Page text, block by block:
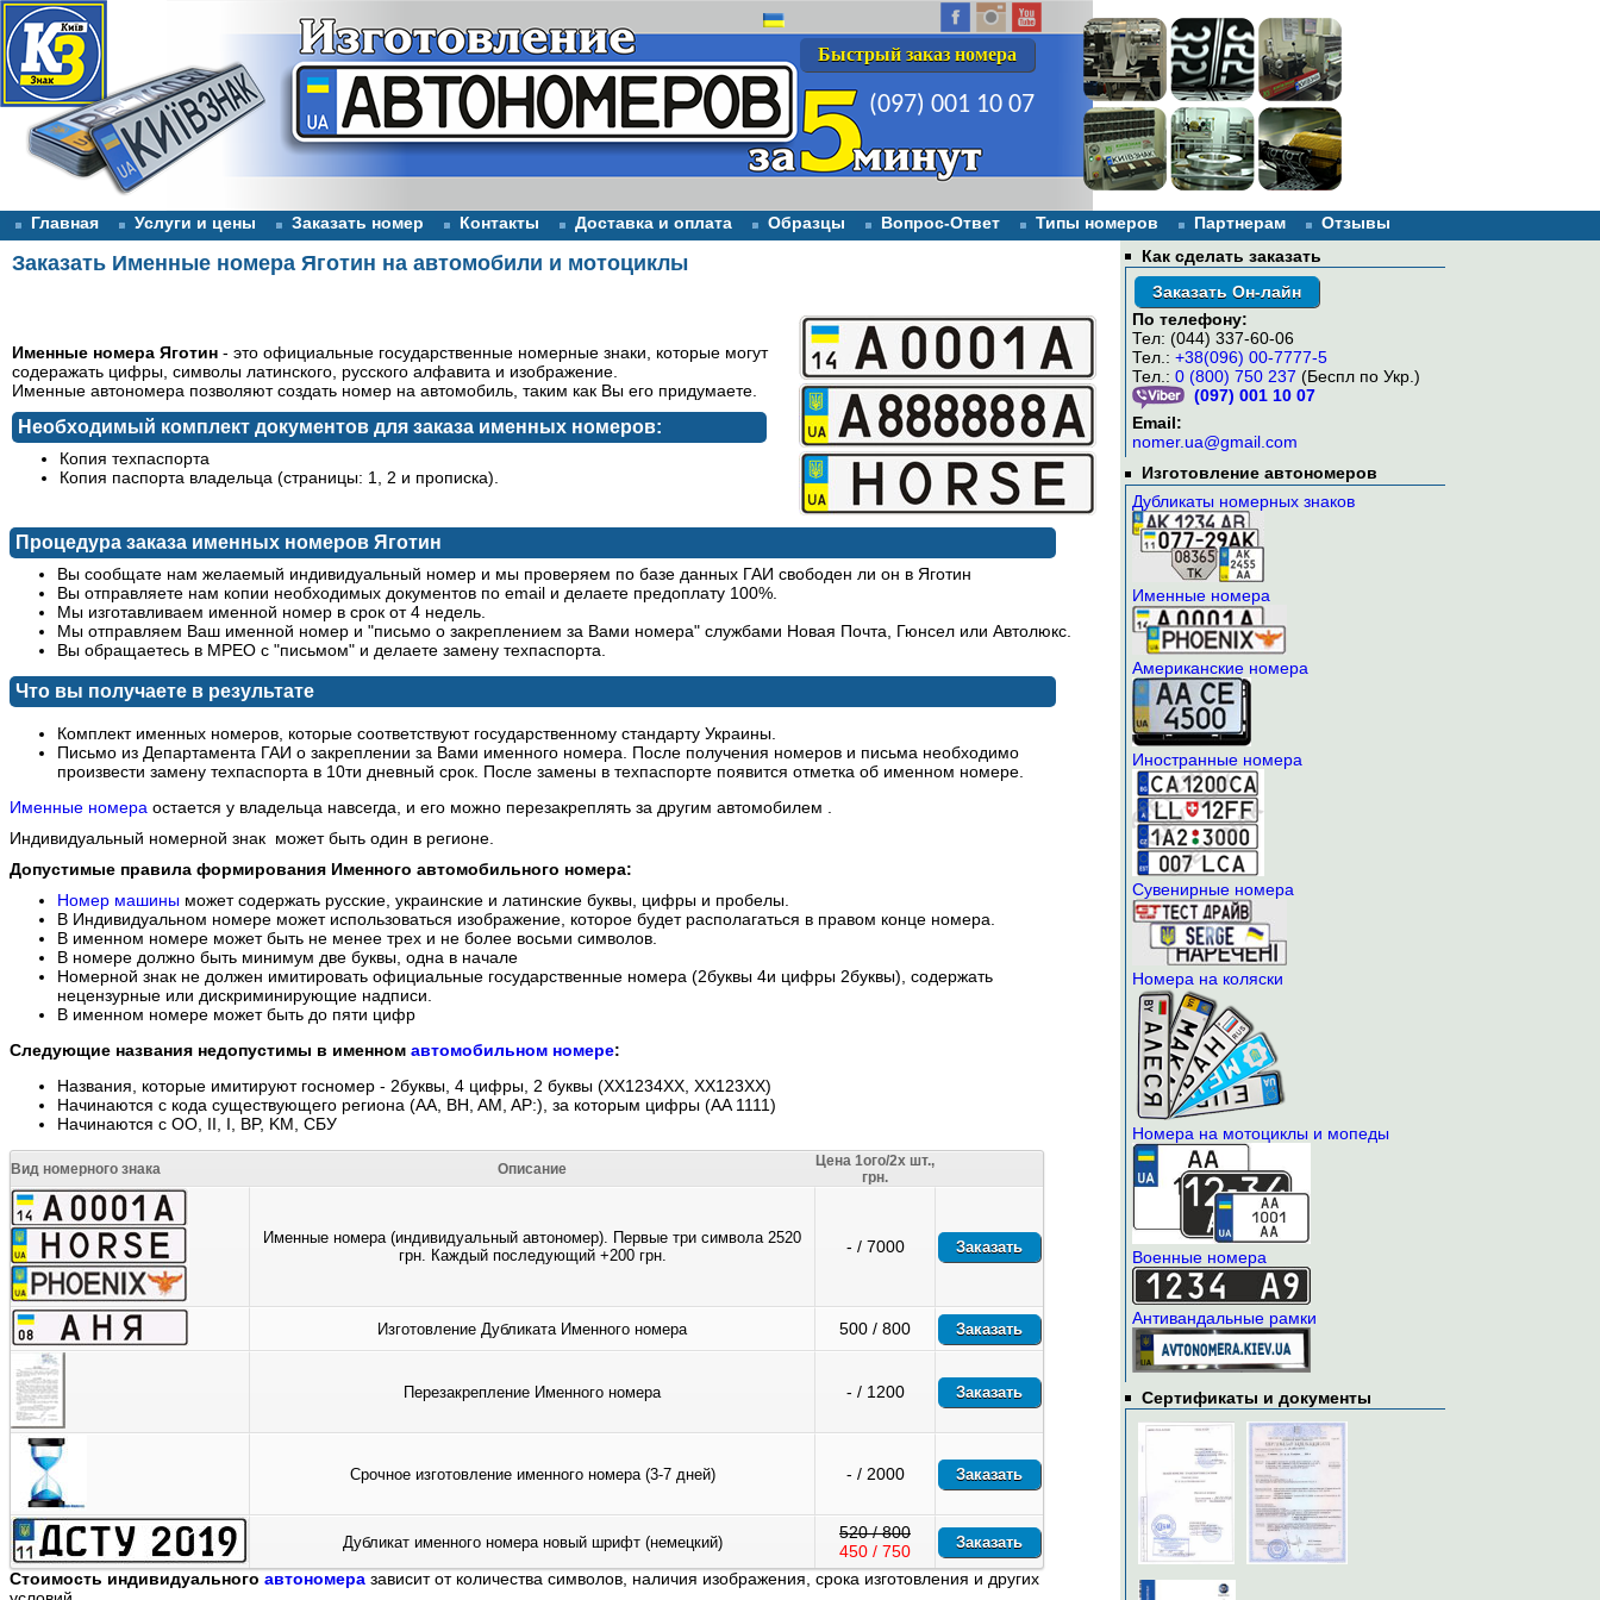
(097) 001 10 07
(097) 001 10 07
Быстрый заказ номера
Главная Услуги и цены Заказать номер Контакты Доставка и оплата Образцы Вопрос-Ответ Типы номеров Партнерам Отзывы
Заказать Именные номера Яготин на автомобили и мотоциклы
Именные номера Яготин - это официальные государственные номерные знаки, которые могут
содеражать цифры, символы латинского, русского алфавита и изображение.
Именные автономера позволяют создать номер на автомобиль, таким как Вы его придумаете.
Необходимый комплект документов для заказа именных номеров:
Копия техпаспорта
Копия паспорта владельца (страницы: 1, 2 и прописка).
Процедура заказа именных номеров Яготин
Вы сообщате нам желаемый индивидуальный номер и мы проверяем по базе данных ГАИ свободен ли он в Яготин
Вы отправляете нам копии необходимых документов по email и делаете предоплату 100%.
Мы изготавливаем именной номер в срок от 4 недель.
Мы отправляем Ваш именной номер и "письмо о закреплением за Вами номера" службами Новая Почта, Гюнсел или Автолюкс.
Вы обращаетесь в МРЕО с "письмом" и делаете замену техпаспорта.
Что вы получаете в результате
Комплект именных номеров, которые соответствуют государственному стандарту Украины.
Письмо из Департамента ГАИ о закреплении за Вами именного номера. После получения номеров и письма необходимо
произвести замену техпаспорта в 10ти дневный срок. После замены в техпаспорте появится отметка об именном номере.
Именные номера остается у владельца навсегда, и его можно перезакреплять за другим автомобилем .
Индивидуальный номерной знак может быть один в регионе.
Допустимые правила формирования Именного автомобильного номера:
Номер машины может содержать русские, украинские и латинские буквы, цифры и пробелы.
В Индивидуальном номере может использоваться изображение, которое будет располагаться в правом конце номера.
В именном номере может быть не менее трех и не более восьми символов.
В номере должно быть минимум две буквы, одна в начале
Номерной знак не должен имитировать официальные государственные номера (2буквы 4и цифры 2буквы), содержать
нецензурные или дискриминирующие надписи.
В именном номере может быть до пяти цифр
Следующие названия недопустимы в именном автомобильном номере:
Названия, которые имитируют госномер - 2буквы, 4 цифры, 2 буквы (XX1234XX, XX123XX)
Начинаются с кода существующего региона (AA, BH, AM, AP:), за которым цифры (AA 1111)
Начинаются с ОО, II, I, BP, KM, СБУ
Вид номерного знака Описание
Цена 1ого/2х шт.,
грн.
Именные номера (индивидуальный автономер). Первые три символа 2520
грн. Каждый последующий +200 грн.
- / 7000
Изготовление Дубликата Именного номера 500 / 800
Перезакрепление Именного номера - / 1200
Срочное изготовление именного номера (3-7 дней) - / 2000
Дубликат именного номера новый шрифт (немецкий)
520 / 800
450 / 750
Стоимость индивидуального автономера зависит от количества символов, наличия изображения, срока изготовления и других
Как сделать заказать
Заказать Он-лайн
По телефону:
Тел: (044) 337-60-06
Тел.: +38(096) 00-7777-5
Тел.: 0 (800) 750 237 (Беспл по Укр.)
(097) 001 10 07
Email:
nomer.ua@gmail.com
Изготовление автономеров
Дубликаты номерных знаков
Именные номера
Американские номера
Иностранные номера
Сувенирные номера
Номера на коляски
Номера на мотоциклы и мопеды
Военные номера
Антивандальные рамки
Сертификаты и документы